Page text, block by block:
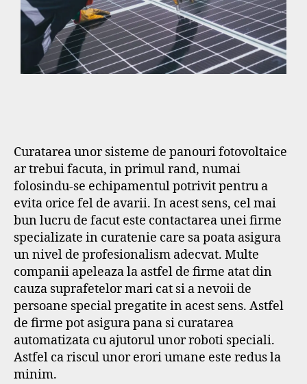
Curatarea unor sisteme de panouri fotovoltaice
ar trebui facuta, in primul rand, numai
folosindu-se echipamentul potrivit pentru a
evita orice fel de avarii. In acest sens, cel mai
bun lucru de facut este contactarea unei firme
specializate in curatenie care sa poata asigura
un nivel de profesionalism adecvat. Multe
companii apeleaza la astfel de firme atat din
cauza suprafetelor mari cat si a nevoii de
persoane special pregatite in acest sens. Astfel
de firme pot asigura pana si curatarea
automatizata cu ajutorul unor roboti speciali.
Astfel ca riscul unor erori umane este redus la
minim.